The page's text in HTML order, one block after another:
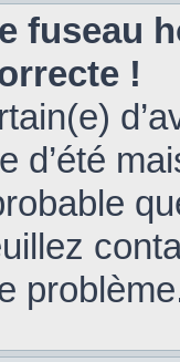
fuseau
!
d’été